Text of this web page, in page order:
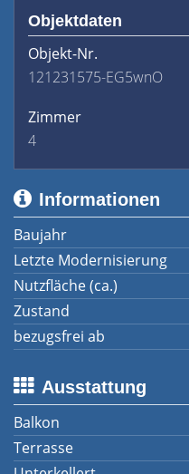
Objektdaten
Objekt-Nr.
121231575-EG5wnO
Zimmer
4
Informationen
Baujahr
Letzte Modernisierung
Nutzfläche (ca.)
Zustand
bezugsfrei ab
Ausstattung
Balkon
Terrasse